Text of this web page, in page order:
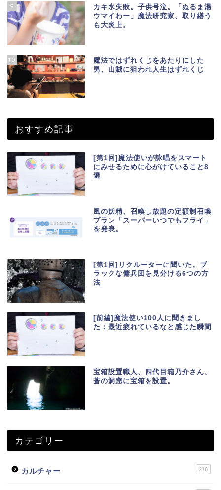
9
カキ氷失敗。子供号泣。「ぬるま湯
ウマイわー」魔法研究家、取り繕う
も大炎上。
10
魔法ではずれくじをあたりにした
男、山賊に狙われ人生はずれくじ
おすすめ記事
[第1回]魔法使いが詠唱をスマート
にみせるために心がけていること8
選
風の妖精、召喚し放題の定額制召喚
プラン「スーパーいつでもフライ」
を発表。
[第1回]リクルーターに聞いた。ブ
ラックな傭兵団を見分ける6つの方
法
[前編]魔法使い100人に聞きまし
た：最近疲れているなと感じた瞬間
宝箱設置職人、四代目箱乃介さん、
蒼の洞窟に宝箱を設置。
カテゴリー
カルチャー 216